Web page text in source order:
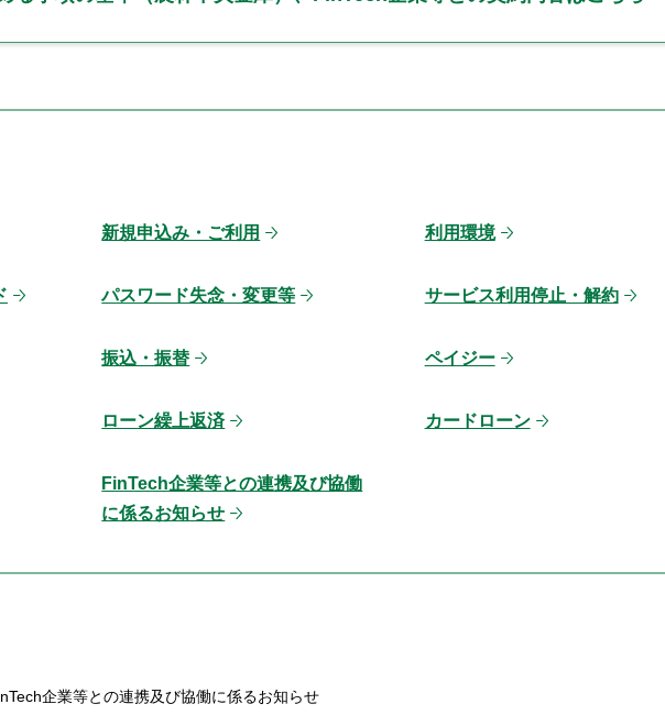
新規申込み・ご利用 利用環境
パスワード失念・変更等 サービス利用停止・解約
振込・振替 ペイジー
ローン繰上返済 カードローン
FinTech企業等との連携及び協働
に係るお知らせ
企業等との連携及び協働に係るお知らせ